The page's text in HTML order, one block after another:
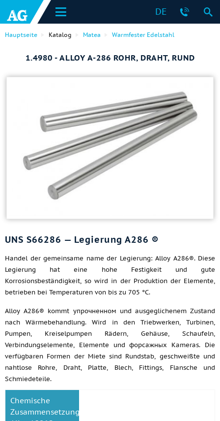
DE
Hauptseite Katalog Matea Warmfester Edelstahl
1.4980 - ALLOY A-286 ROHR, DRAHT, RUND
UNS S66286 — Legierung A286 ®
Handel der gemeinsame name der Legierung: Alloy A286®. Diese
Legierung hat eine hohe Festigkeit und gute
Korrosionsbeständigkeit, so wird in der Produktion der Elemente,
betrieben bei Temperaturen von bis zu 705 °C.
Alloy A286® kommt упрочненном und ausgeglichenem Zustand
nach Wärmebehandlung. Wird in den Triebwerken, Turbinen,
Pumpen, Kreiselpumpen Rädern, Gehäuse, Schaufeln,
Verbindungselemente, Elemente und форсажных Kameras. Die
verfügbaren Formen der Miete sind Rundstab, geschweißte und
nahtlose Rohre, Draht, Platte, Blech, Fittings, Flansche und
Schmiedeteile.
Chemische
Zusammensetzung